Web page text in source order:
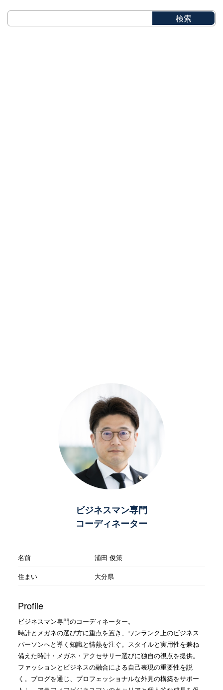
ビジネスマン専門
コーディネーター
名前
浦田 俊策
住まい
大分県
Profile
ビジネスマン専門のコーディネーター。
時計とメガネの選び方に重点を置き、ワンランク上のビジネス
パーソンへと導く知識と情熱を注ぐ。スタイルと実用性を兼ね
備えた時計・メガネ・アクセサリー選びに独自の視点を提供。
ファッションとビジネスの融合による自己表現の重要性を説
く。ブログを通じ、プロフェッショナルな外見の構築をサポー